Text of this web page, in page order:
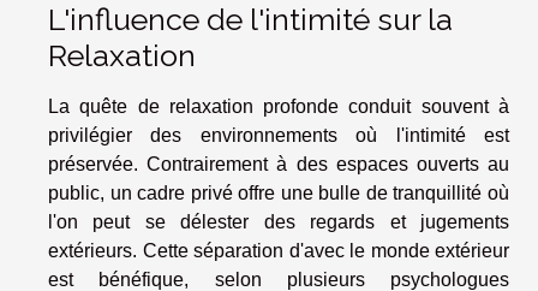
L'influence de l'intimité sur la
Relaxation
La quête de relaxation profonde conduit souvent à
privilégier des environnements où l'intimité est
préservée. Contrairement à des espaces ouverts au
public, un cadre privé offre une bulle de tranquillité où
l'on peut se délester des regards et jugements
extérieurs. Cette séparation d'avec le monde extérieur
est bénéfique, selon plusieurs psychologues